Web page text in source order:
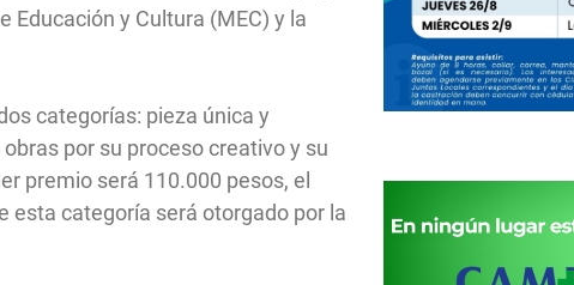
Educación y Cultura (MEC) y la
categorías: pieza única y
por su proceso creativo y su
premio será 110.000 pesos, el
esta categoría será otorgado por la